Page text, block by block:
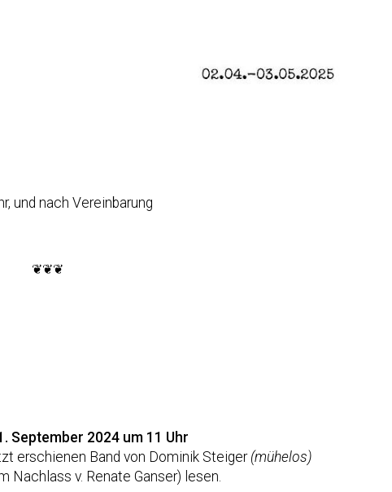
und nach Vereinbarung
❦❦❦
September 2024 um 11 Uhr
erschienen Band von Dominik Steiger (mühelos)
Nachlass v. Renate Ganser) lesen.